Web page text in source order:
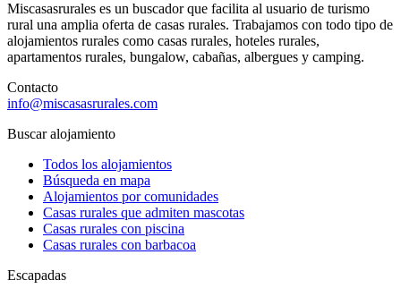
Miscasasrurales es un buscador que facilita al usuario de turismo
rural una amplia oferta de casas rurales. Trabajamos con todo tipo de
alojamientos rurales como casas rurales, hoteles rurales,
apartamentos rurales, bungalow, cabañas, albergues y camping.
Contacto
info@miscasasrurales.com
Buscar alojamiento
Todos los alojamientos
Búsqueda en mapa
Alojamientos por comunidades
Casas rurales que admiten mascotas
Casas rurales con piscina
Casas rurales con barbacoa
Escapadas